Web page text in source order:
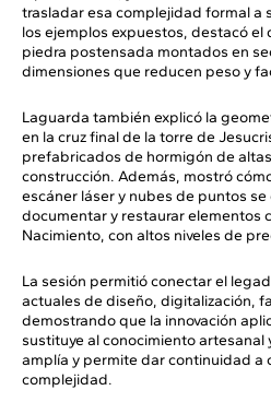
trasladar esa complejidad formal a
los ejemplos expuestos, destacó el
piedra postensada montados en
dimensiones que reducen peso y
Laguarda también explicó la
en la cruz final de la torre de
prefabricados de hormigón de
construcción. Además, mostró
escáner láser y nubes de puntos
documentar y restaurar elementos
Nacimiento, con altos niveles de
La sesión permitió conectar el
actuales de diseño, digitalización,
demostrando que la innovación
sustituye al conocimiento artesanal
amplía y permite dar continuidad a
complejidad.